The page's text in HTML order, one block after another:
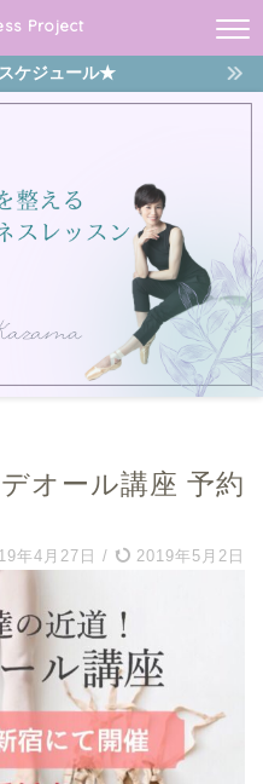
Project
ケジュール★
オール講座 予約
年4月27日 / 2019年5月2日